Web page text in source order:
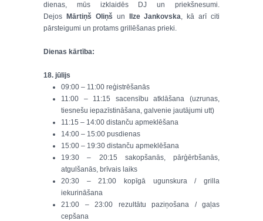
dienas, mūs izklaidēs DJ un priekšnesumi.
Dejos
Mārtiņš Oliņš un Ilze Jankovska, kā arī citi
pārsteigumi un protams grillēšanas prieki.
Dienas kārtība:
18. jūlijs
09:00 – 11:00 reģistrēšanās
11:00 – 11:15 sacensību atklāšana (uzrunas,
tiesnešu iepazīstināšana, galvenie jautājumi utt)
11:15 – 14:00 distanču apmeklēšana
14:00 – 15:00 pusdienas
15:00 – 19:30 distanču apmeklēšana
19:30 – 20:15 sakopšanās, pārģērbšanās,
atgulšanās, brīvais laiks
20:30 – 21:00 kopīgā ugunskura / grilla
iekurināšana
21:00 – 23:00 rezultātu paziņošana / gaļas
cepšana